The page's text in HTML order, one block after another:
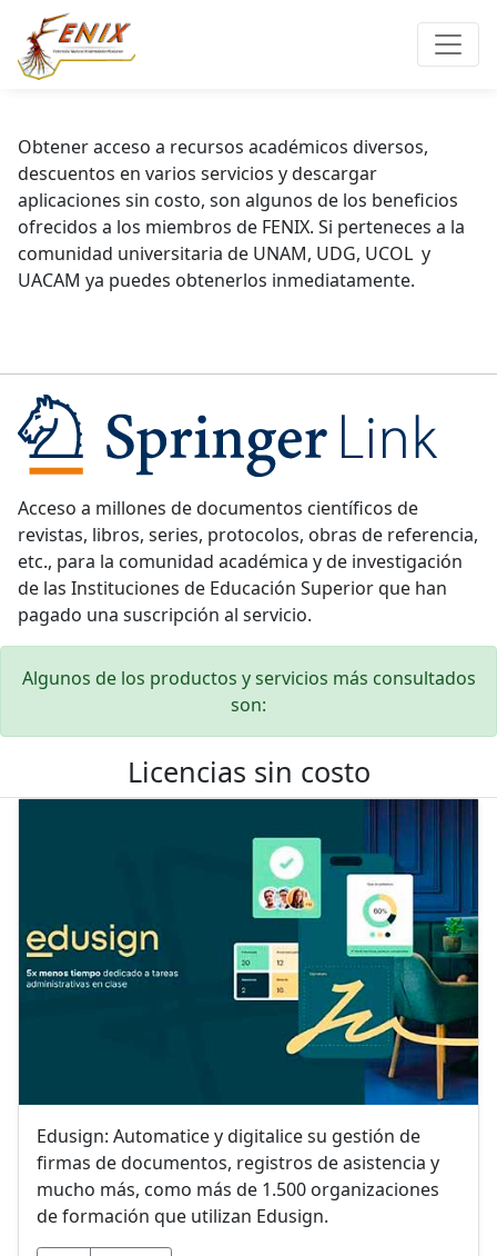
Obtener acceso a recursos académicos diversos,
descuentos en varios servicios y descargar
aplicaciones sin costo, son algunos de los beneficios
ofrecidos a los miembros de FENIX. Si perteneces a la
comunidad universitaria de UNAM, UDG, UCOL y
UACAM ya puedes obtenerlos inmediatamente.
Acceso a millones de documentos científicos de
revistas, libros, series, protocolos, obras de referencia,
etc., para la comunidad académica y de investigación
de las Instituciones de Educación Superior que han
pagado una suscripción al servicio.
Algunos de los productos y servicios más consultados
son:
Licencias sin costo
Edusign: Automatice y digitalice su gestión de
firmas de documentos, registros de asistencia y
mucho más, como más de 1.500 organizaciones
de formación que utilizan Edusign.